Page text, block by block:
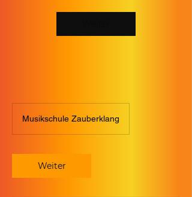
Musikschule Zauberklang
Weiter